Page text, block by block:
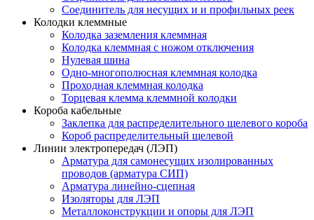
Соединитель для несущих и и профильных реек
Колодки клеммные
Колодка заземления клеммная
Колодка клеммная с ножом отключения
Нулевая шина
Одно-многополюсная клеммная колодка
Проходная клеммная колодка
Торцевая клемма клеммной колодки
Короба кабельные
Заклепка для распределительного щелевого короба
Короб распределительный щелевой
Линии электропередач (ЛЭП)
Арматура для самонесущих изолированных
проводов (арматура СИП)
Арматура линейно-сцепная
Изоляторы для ЛЭП
Металлоконструкции и опоры для ЛЭП